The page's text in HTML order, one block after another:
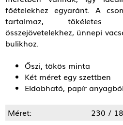
főételekhez egyaránt. A
tartalmaz, tökéletes
összejövetelekhez, ünnepi
bulikhoz.
Őszi, tökös minta
Két méret egy szettben
Eldobható, papír anyagból
Méret:
230 /